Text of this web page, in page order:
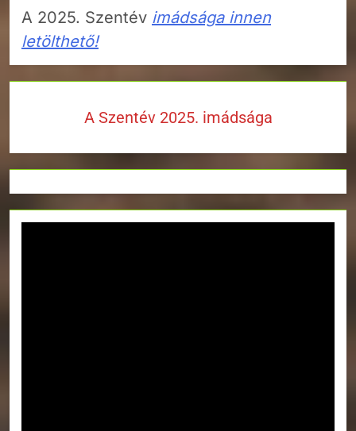
A 2025. Szentév imádsága innen
letölthető!
A Szentév 2025. imádsága